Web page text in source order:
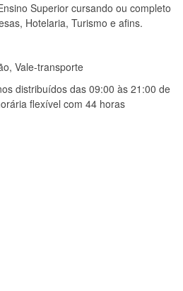
Superior cursando ou completo
Hotelaria, Turismo e afins.
Vale-transporte
distribuídos das 09:00 às 21:00 de
flexível com 44 horas